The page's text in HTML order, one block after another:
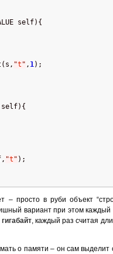
self){
"t " , 1);
self){
"t " );
– просто в руби объект
вариант при этом
гигабайт, каждый раз считая
о памяти – он сам выделит